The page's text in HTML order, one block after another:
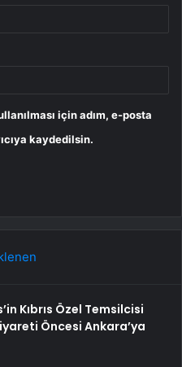
için adım, e-posta
kaydedilsin.
Kıbrıs Özel Temsilcisi
Öncesi Ankara’ya